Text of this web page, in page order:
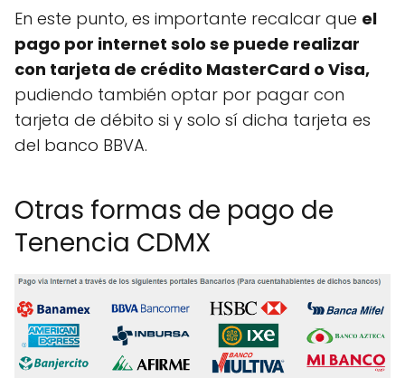
En este punto, es importante recalcar que el
pago por internet solo se puede realizar
con tarjeta de crédito MasterCard o Visa,
pudiendo también optar por pagar con
tarjeta de débito si y solo sí dicha tarjeta es
del banco BBVA.
Otras formas de pago de
Tenencia CDMX